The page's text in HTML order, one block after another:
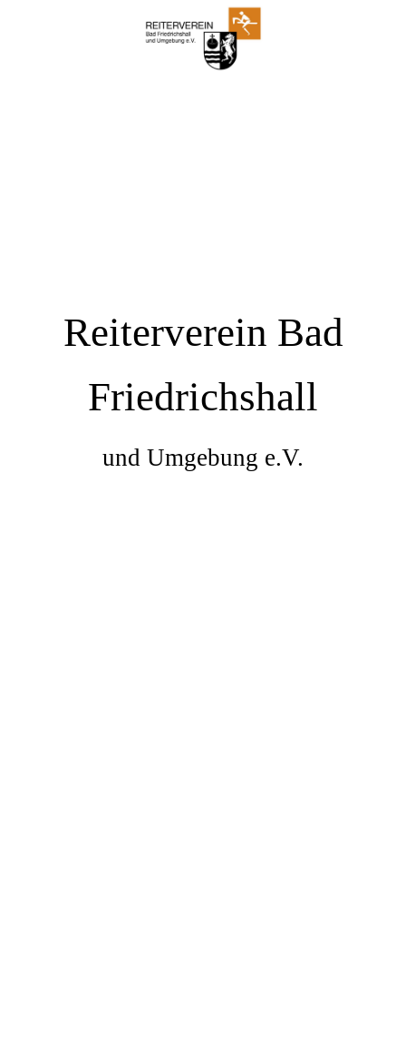
Reiterverein Bad
Friedrichshall
und Umgebung e.V.